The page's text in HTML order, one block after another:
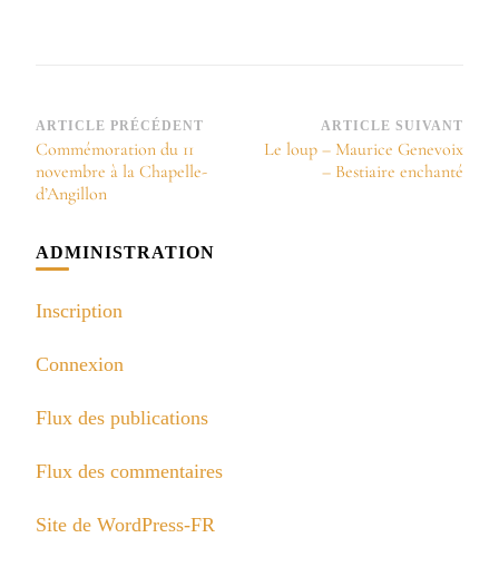
Navigation
d’article
ARTICLE PRÉCÉDENT
Commémoration du 11
novembre à la Chapelle-
d’Angillon
ARTICLE SUIVANT
Le loup – Maurice Genevoix
– Bestiaire enchanté
ADMINISTRATION
Inscription
Connexion
Flux des publications
Flux des commentaires
Site de WordPress-FR